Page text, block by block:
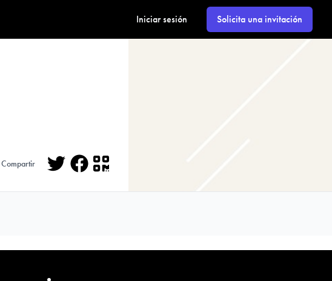
Iniciar sesión Solicita una invitación
Compartir